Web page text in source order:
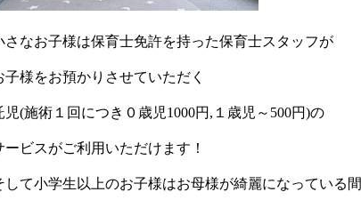
さなお子様は保育士免許を持った保育士スタッフが
子様をお預かりさせていただく
児(施術１回につき０歳児1000円,１歳児～500円)の
ービスがご利用いただけます！
して小学生以上のお子様はお母様が綺麗になっている間